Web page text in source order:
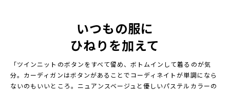
いつもの服に
ひねりを加えて
「ツインニットのボタンをすべて留め、ボトムインして着るのが気
分。カーディガンはボタンがあることでコーディネイトが単調になら
ないのもいいところ。ニュアンスベージュと優しいパステルカラーの